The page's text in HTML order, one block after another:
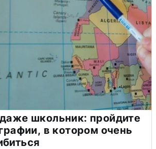
школьник: пройдите
в котором очень